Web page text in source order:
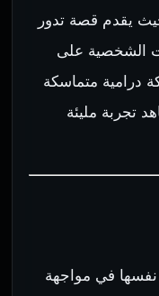
حيث يقدم قصة تدور
الشخصية على
درامية متماسكة
تجربة مليئة
نفسها في مواجهة